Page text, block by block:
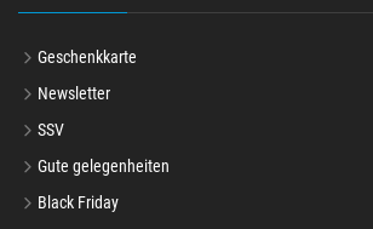
Geschenkkarte
Newsletter
SSV
Gute gelegenheiten
Black Friday